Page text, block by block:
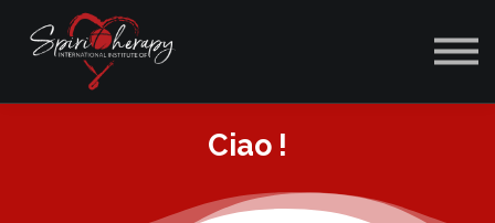
Ciao !